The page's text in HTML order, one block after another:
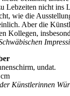
Lebzeiten nicht ins
wie die
Aber die
Kollegen,
undat.
Künstlerinnen